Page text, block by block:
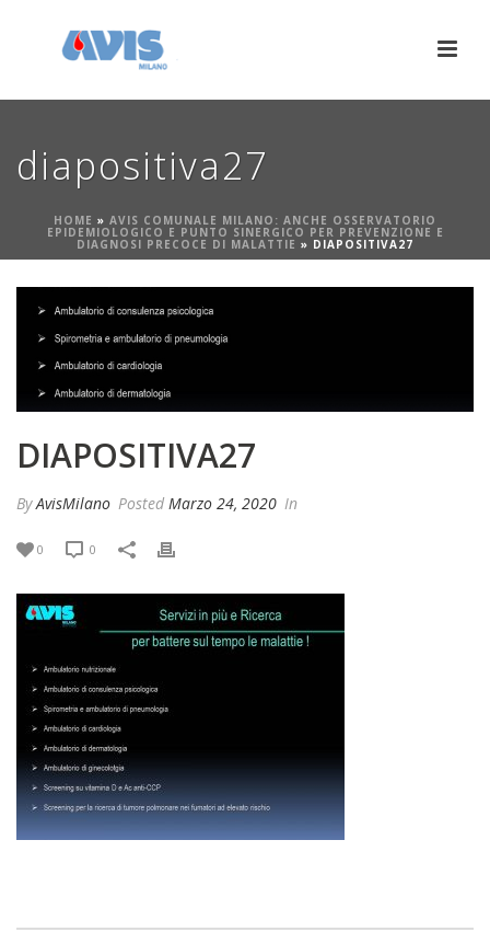
diapositiva27
HOME » AVIS COMUNALE MILANO: ANCHE OSSERVATORIO
EPIDEMIOLOGICO E PUNTO SINERGICO PER PREVENZIONE E
DIAGNOSI PRECOCE DI MALATTIE » DIAPOSITIVA27
DIAPOSITIVA27
ByAvisMilano Posted Marzo 24, 2020 In
0 0